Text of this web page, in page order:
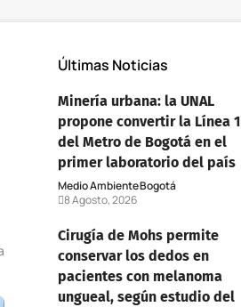
Últimas Noticias
Minería urbana: la UNAL
propone convertir la Línea 1
del Metro de Bogotá en el
primer laboratorio del país
Medio AmbienteBogotá
8 Agosto, 2026
Cirugía de Mohs permite
conservar los dedos en
pacientes con melanoma
ungueal, según estudio del